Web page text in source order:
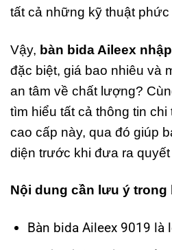
tất cả những kỹ thuật phức
Vậy, bàn bida Aileex
đặc biệt, giá bao nhiêu và
an tâm về chất lượng?
tìm hiểu tất cả thông tin
cao cấp này, qua đó giúp
diện trước khi đưa ra
Nội dung cần lưu ý trong
Bàn bida Aileex 9019 là